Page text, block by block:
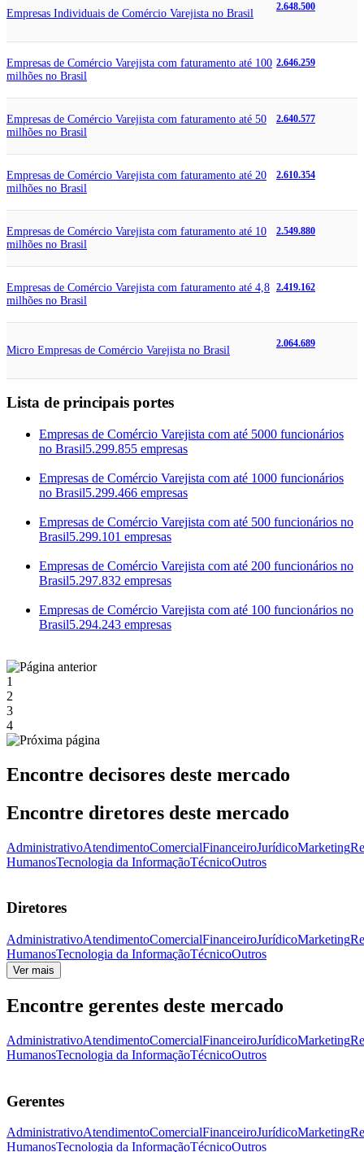
Empresas Individuais de Comércio Varejista no Brasil
2.648.500
Empresas de Comércio Varejista com faturamento até 100
milhões no Brasil
2.646.259
Empresas de Comércio Varejista com faturamento até 50
milhões no Brasil
2.640.577
Empresas de Comércio Varejista com faturamento até 20
milhões no Brasil
2.610.354
Empresas de Comércio Varejista com faturamento até 10
milhões no Brasil
2.549.880
Empresas de Comércio Varejista com faturamento até 4,8
milhões no Brasil
2.419.162
Micro Empresas de Comércio Varejista no Brasil
2.064.689
Lista de principais portes
Empresas de Comércio Varejista com até 5000 funcionários
no Brasil5.299.855 empresas
Empresas de Comércio Varejista com até 1000 funcionários
no Brasil5.299.466 empresas
Empresas de Comércio Varejista com até 500 funcionários no
Brasil5.299.101 empresas
Empresas de Comércio Varejista com até 200 funcionários no
Brasil5.297.832 empresas
Empresas de Comércio Varejista com até 100 funcionários no
Brasil5.294.243 empresas
1
2
3
4
Encontre decisores deste mercado
Encontre diretores deste mercado
AdministrativoAtendimentoComercialFinanceiroJurídicoMarketing
HumanosTecnologia da InformaçãoTécnicoOutros
Diretores
AdministrativoAtendimentoComercialFinanceiroJurídicoMarketing
HumanosTecnologia da InformaçãoTécnicoOutros
Ver mais
Encontre gerentes deste mercado
AdministrativoAtendimentoComercialFinanceiroJurídicoMarketing
HumanosTecnologia da InformaçãoTécnicoOutros
Gerentes
AdministrativoAtendimentoComercialFinanceiroJurídicoMarketing
HumanosTecnologia da InformaçãoTécnicoOutros